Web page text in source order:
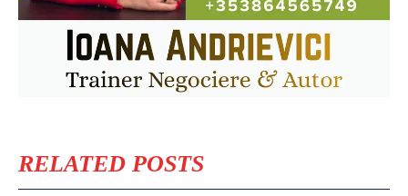
RELATED POSTS